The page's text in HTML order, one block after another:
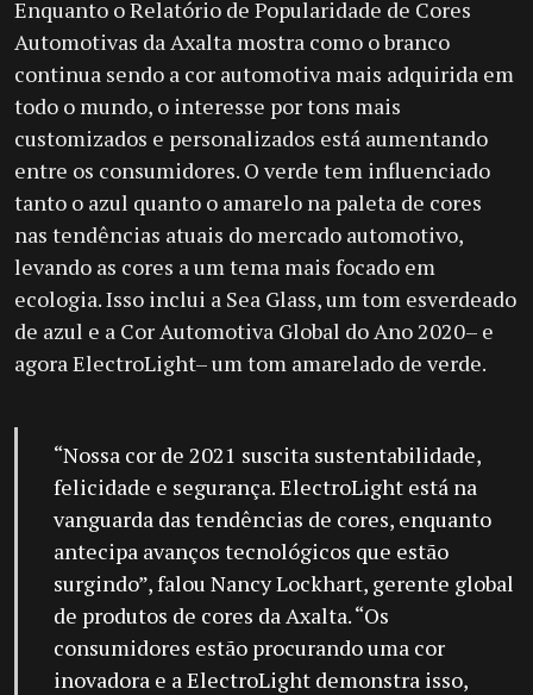
Enquanto o Relatório de Popularidade de Cores
Automotivas da Axalta mostra como o branco
continua sendo a cor automotiva mais adquirida em
todo o mundo, o interesse por tons mais
customizados e personalizados está aumentando
entre os consumidores. O verde tem influenciado
tanto o azul quanto o amarelo na paleta de cores
nas tendências atuais do mercado automotivo,
levando as cores a um tema mais focado em
ecologia. Isso inclui a Sea Glass, um tom esverdeado
de azul e a Cor Automotiva Global do Ano 2020– e
agora ElectroLight– um tom amarelado de verde.
“Nossa cor de 2021 suscita sustentabilidade,
felicidade e segurança. ElectroLight está na
vanguarda das tendências de cores, enquanto
antecipa avanços tecnológicos que estão
surgindo”, falou Nancy Lockhart, gerente global
de produtos de cores da Axalta. “Os
consumidores estão procurando uma cor
inovadora e a ElectroLight demonstra isso,